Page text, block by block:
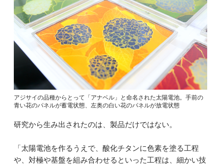
アジサイの品種からとって「アナベル」と命名された太陽電池。手前の
青い花のパネルが蓄電状態、左奥の白い花のパネルが放電状態
研究から生み出されたのは、製品だけではない。
「太陽電池を作るうえで、酸化チタンに色素を塗る工程
や、対極や基盤を組み合わせるといった工程は、細かい技